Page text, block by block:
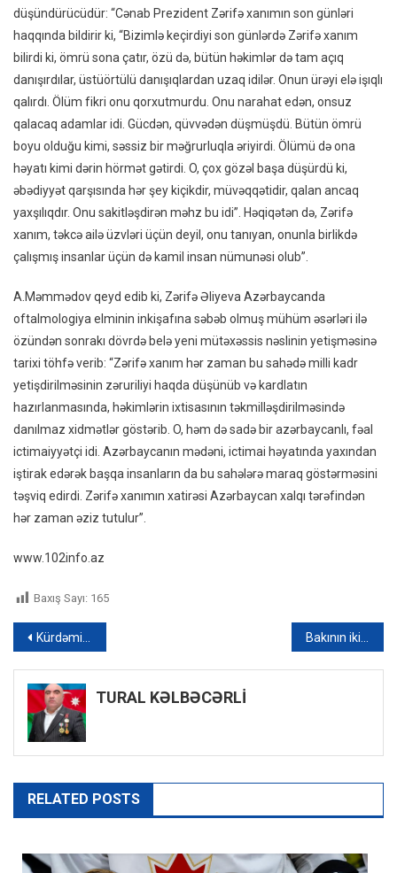
düşündürücüdür: “Cənab Prezident Zərifə xanımın son günləri
haqqında bildirir ki, “Bizimlə keçirdiyi son günlərdə Zərifə xanım
bilirdi ki, ömrü sona çatır, özü də, bütün həkimlər də tam açıq
danışırdılar, üstüörtülü danışıqlardan uzaq idilər. Onun ürəyi elə işıqlı
qalırdı. Ölüm fikri onu qorxutmurdu. Onu narahat edən, onsuz
qalacaq adamlar idi. Gücdən, qüvvədən düşmüşdü. Bütün ömrü
boyu olduğu kimi, səssiz bir məğrurluqla əriyirdi. Ölümü də ona
həyatı kimi dərin hörmət gətirdi. O, çox gözəl başa düşürdü ki,
əbədiyyət qarşısında hər şey kiçikdir, müvəqqətidir, qalan ancaq
yaxşılıqdır. Onu sakitləşdirən məhz bu idi”. Həqiqətən də, Zərifə
xanım, təkcə ailə üzvləri üçün deyil, onu tanıyan, onunla birlikdə
çalışmış insanlar üçün də kamil insan nümunəsi olub”.
A.Məmmədov qeyd edib ki, Zərifə Əliyeva Azərbaycanda
oftalmologiya elminin inkişafına səbəb olmuş mühüm əsərləri ilə
özündən sonrakı dövrdə belə yeni mütəxəssis nəslinin yetişməsinə
tarixi töhfə verib: “Zərifə xanım hər zaman bu sahədə milli kadr
yetişdirilməsinin zəruriliyi haqda düşünüb və kardlatın
hazırlanmasında, həkimlərin ixtisasının təkmilləşdirilməsində
danılmaz xidmətlər göstərib. O, həm də sadə bir azərbaycanlı, fəal
ictimaiyyətçi idi. Azərbaycanın mədəni, ictimai həyatında yaxından
iştirak edərək başqa insanların da bu sahələrə maraq göstərməsini
təşviq edirdi. Zərifə xanımın xatirəsi Azərbaycan xalqı tərəfindən
hər zaman əziz tutulur”.
www.102info.az
Baxış Sayı: 165
Yazı
naviqasiyası
Kürdəmirin acınacaqlı vəziyyətdə qalan küçələri: Sakinlər şikayət etdi – VİDEO Bakının iki rayonunda qaz kəsiləcək
TURAL KƏLBƏCƏRLİ
RELATED POSTS